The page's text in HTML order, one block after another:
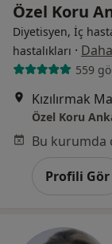
Özel Koru
Diyetisyen, İç
hastalıkları ·
559
Özel Koru
Profili Gör